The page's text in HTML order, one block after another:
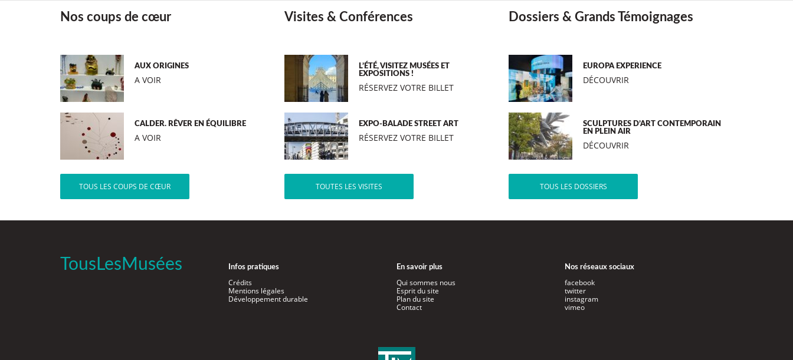
Nos coups de cœur
AUX ORIGINES
A VOIR
CALDER. RÊVER EN ÉQUILIBRE
A VOIR
TOUS LES COUPS DE CŒUR
Visites & Conférences
L’ÉTÉ, VISITEZ MUSÉES ET
EXPOSITIONS !
RÉSERVEZ VOTRE BILLET
EXPO-BALADE STREET ART
RÉSERVEZ VOTRE BILLET
TOUTES LES VISITES
Dossiers & Grands Témoignages
EUROPA EXPERIENCE
DÉCOUVRIR
SCULPTURES D’ART CONTEMPORAIN
EN PLEIN AIR
DÉCOUVRIR
TOUS LES DOSSIERS
TousLesMusées Infos pratiques
Crédits
Mentions légales
Développement durable
En savoir plus
Qui sommes nous
Esprit du site
Plan du site
Contact
Nos réseaux sociaux
facebook
twitter
instagram
vimeo